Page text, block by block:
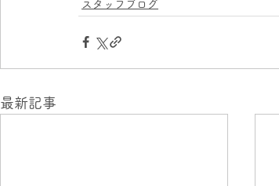
スタッフブログ
最新記事